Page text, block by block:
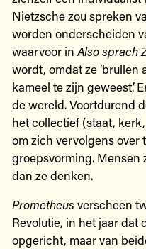
Nietzsche zou spreken
worden onderscheiden
waarvoor in Also sprach
wordt, omdat ze ‘brullen
kameel te zijn geweest’.
de wereld. Voortdurend
het collectief (staat,
om zich vervolgens over
groepsvorming. Mensen
dan ze denken.
Prometheus verscheen
Revolutie, in het jaar dat
opgericht, maar van